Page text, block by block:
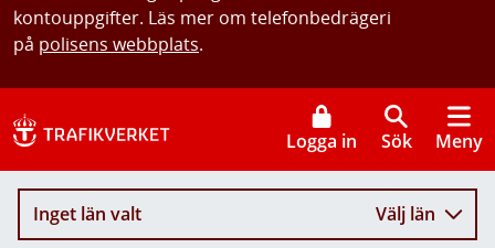
kontouppgifter. Läs mer om telefonbedrägeri
på polisens webbplats.
Logga in Sök Meny
Inget län valt Välj län